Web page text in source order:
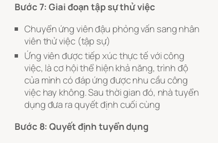
Bước 7: Giai đoạn tập sự thử việc
Chuyển ứng viên đậu phỏng vấn sang nhân
viên thử việc (tập sự)
Ứng viên được tiếp xúc thực tế với công
việc, là cơ hội thể hiện khả năng, trình độ
của mình có đáp ứng được nhu cầu công
việc hay không. Sau thời gian đó, nhà tuyển
dụng đưa ra quyết định cuối cùng
Bước 8: Quyết định tuyển dụng